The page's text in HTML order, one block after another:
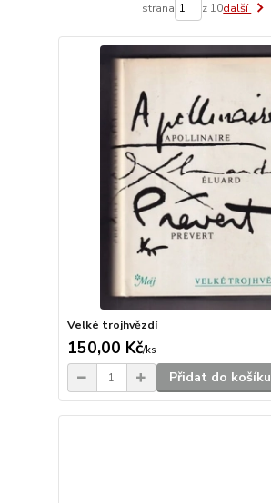
strana z 10další
Velké trojhvězdí
150,00 Kč/ks
Přidat do košíku